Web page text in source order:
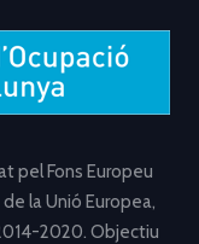
pel Fons Europeu
la Unió Europea,
2020. Objectiu